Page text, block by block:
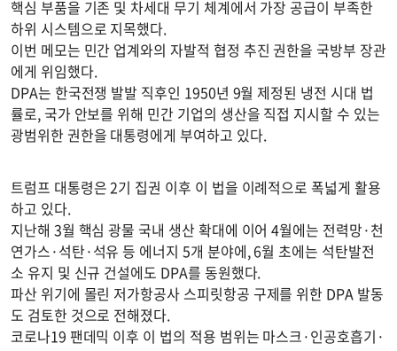
핵심 부품을 기존 및 차세대 무기 체계에서 가장 공급이 부족한
하위 시스템으로 지목했다.
이번 메모는 민간 업계와의 자발적 협정 추진 권한을 국방부 장관
에게 위임했다.
DPA는 한국전쟁 발발 직후인 1950년 9월 제정된 냉전 시대 법
률로, 국가 안보를 위해 민간 기업의 생산을 직접 지시할 수 있는
광범위한 권한을 대통령에게 부여하고 있다.
트럼프 대통령은 2기 집권 이후 이 법을 이례적으로 폭넓게 활용
하고 있다.
지난해 3월 핵심 광물 국내 생산 확대에 이어 4월에는 전력망·천
연가스·석탄·석유 등 에너지 5개 분야에, 6월 초에는 석탄발전
소 유지 및 신규 건설에도 DPA를 동원했다.
파산 위기에 몰린 저가항공사 스피릿항공 구제를 위한 DPA 발동
도 검토한 것으로 전해졌다.
코로나19 팬데믹 이후 이 법의 적용 범위는 마스크·인공호흡기·